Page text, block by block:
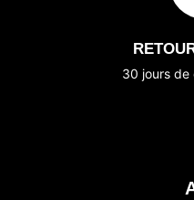
30 jours de